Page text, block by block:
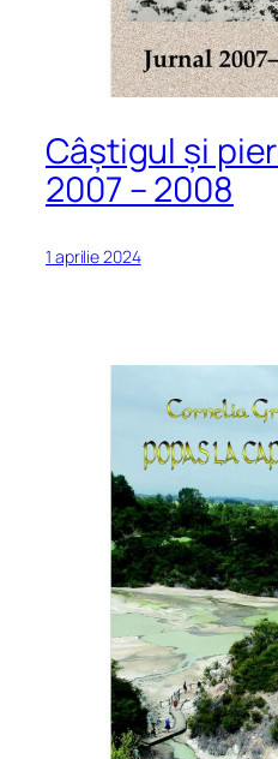
Câștigul și
2007 – 2008
1 aprilie 2024